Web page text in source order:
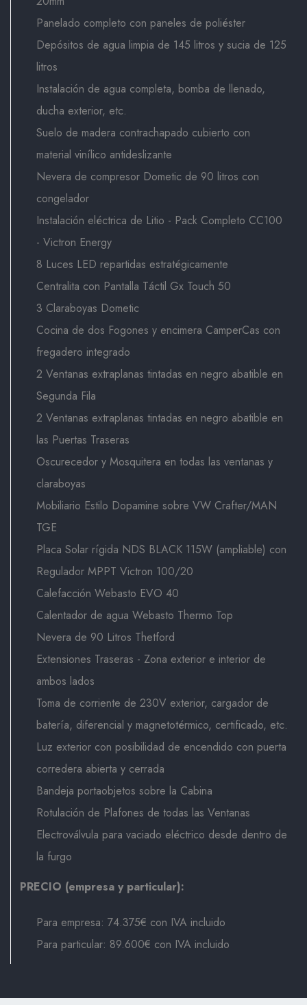
Panelado completo con paneles de poliéster
Depósitos de agua limpia de 145 litros y sucia de 125
litros
Instalación de agua completa, bomba de llenado,
ducha exterior, etc.
Suelo de madera contrachapado cubierto con
material vinílico antideslizante
Nevera de compresor Dometic de 90 litros con
congelador
Instalación eléctrica de Litio - Pack Completo CC100
- Victron Energy
8 Luces LED repartidas estratégicamente
Centralita con Pantalla Táctil Gx Touch 50
3 Claraboyas Dometic
Cocina de dos Fogones y encimera CamperCas con
fregadero integrado
2 Ventanas extraplanas tintadas en negro abatible en
Segunda Fila
2 Ventanas extraplanas tintadas en negro abatible en
las Puertas Traseras
Oscurecedor y Mosquitera en todas las ventanas y
claraboyas
Mobiliario Estilo Dopamine sobre VW Crafter/MAN
TGE
Placa Solar rígida NDS BLACK 115W (ampliable) con
Regulador MPPT Victron 100/20
Calefacción Webasto EVO 40
Calentador de agua Webasto Thermo Top
Nevera de 90 Litros Thetford
Extensiones Traseras - Zona exterior e interior de
ambos lados
Toma de corriente de 230V exterior, cargador de
batería, diferencial y magnetotérmico, certificado, etc.
Luz exterior con posibilidad de encendido con puerta
corredera abierta y cerrada
Bandeja portaobjetos sobre la Cabina
Rotulación de Plafones de todas las Ventanas
Electroválvula para vaciado eléctrico desde dentro de
la furgo
PRECIO (empresa y particular):
Para empresa: 74.375€ con IVA incluido
Para particular: 89.600€ con IVA incluido